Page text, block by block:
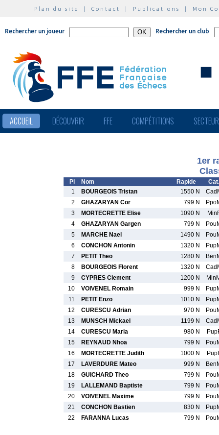
Plan du site | Contact | Publications | Mon
Rechercher un joueur Rechercher un club
ACCUEIL DÉCOUVRIR FFE COMPÉTITIONS
1er
Pl Nom Rapide
Cat.
1
BOURGEOIS Tristan 1550 N
2
GHAZARYAN Cor 799 N
3
MORTECRETTE Elise 1090 N
4
GHAZARYAN Gargen 799 N
5
MARCHE Nael 1490 N
6
CONCHON Antonin 1320 N
7
PETIT Theo 1280 N
8
BOURGEOIS Florent 1320 N
9
CYPRES Clement 1200 N
10
VOIVENEL Romain 999 N
11
PETIT Enzo 1010 N
12
CURESCU Adrian 970 N
13
MUNSCH Mickael 1199 N
14
CURESCU Maria 980 N
15
REYNAUD Nhoa 799 N
16
MORTECRETTE Judith 1000 N
17
LAVERDURE Mateo 999 N
18
GUICHARD Theo 799 N
19
LALLEMAND Baptiste 799 N
20
VOIVENEL Maxime 799 N
21
CONCHON Bastien 830 N
22
FARANNA Lucas 799 N